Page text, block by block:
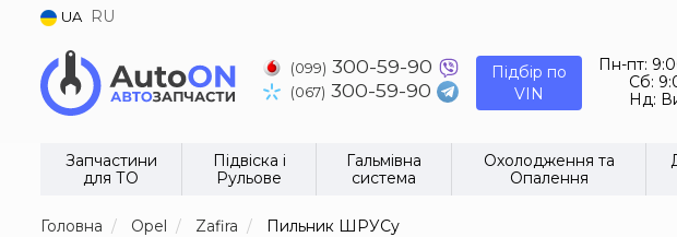
UA RU
(099) 300-59-90
(067) 300-59-90
Підбір по
VIN
Пн-пт:
Сб:
Нд:
Запчастини
для ТО
Підвіска і
Рульове
Гальмівна
система
Охолодження та
Опалення
Головна Opel Zafira Пильник ШРУСу